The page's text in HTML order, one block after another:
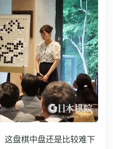
这盘棋中盘还是比较难下